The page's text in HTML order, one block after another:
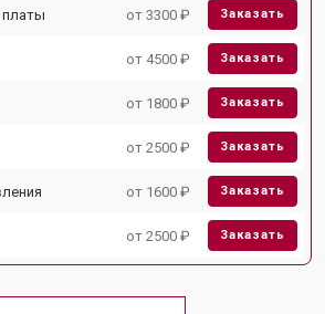
платы от 3300 ₽ Заказать
от 4500 ₽ Заказать
от 1800 ₽ Заказать
от 2500 ₽ Заказать
от 1600 ₽ Заказать
от 2500 ₽ Заказать